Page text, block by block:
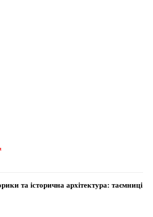
та історична архітектура: таємниці